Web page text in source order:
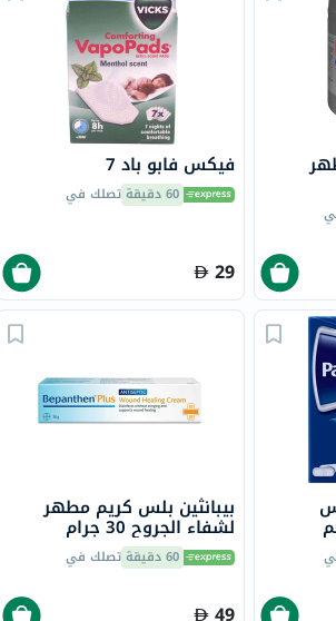
فيكس فابو باد 7
60 دقيقة تصلك في
29
بيبانثين بلس كريم مطهر
لشفاء الجروح 30 جرام
60 دقيقة تصلك في